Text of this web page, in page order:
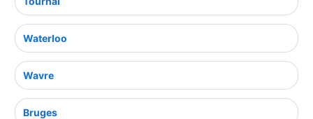
Waterloo
Wavre
Bruges